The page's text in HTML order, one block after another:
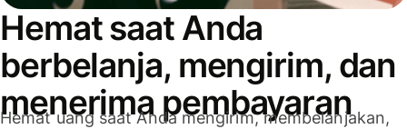
Hemat saat Anda
berbelanja, mengirim, dan
menerima pembayaran
Hemat uang saat Anda mengirim, membelanjakan,